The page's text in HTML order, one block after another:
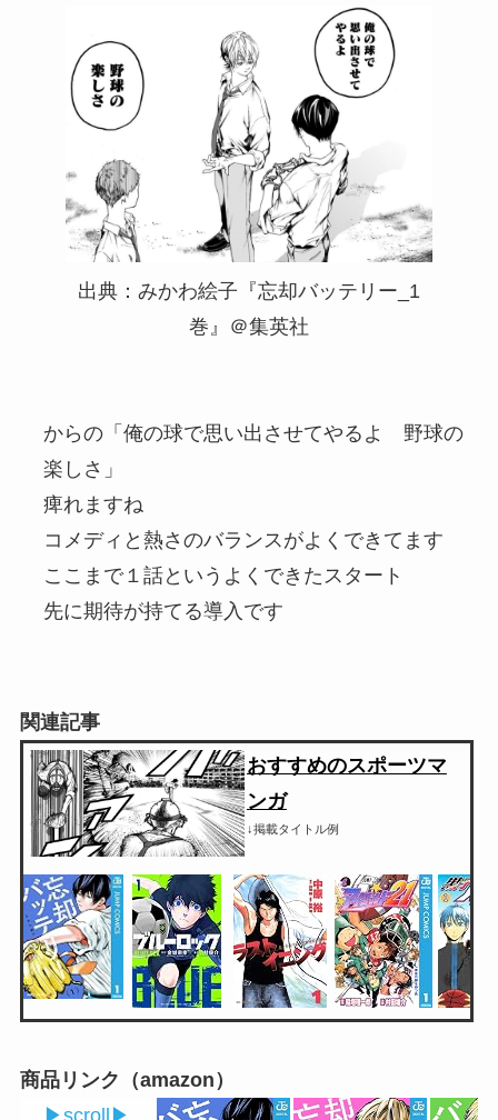
出典：みかわ絵子『忘却バッテリー_1
巻』＠集英社
からの「俺の球で思い出させてやるよ 野球の
楽しさ」
痺れますね
コメディと熱さのバランスがよくできてます
ここまで１話というよくできたスタート
先に期待が持てる導入です
関連記事
おすすめのスポーツマ
ンガ
↓掲載タイトル例
商品リンク（amazon）